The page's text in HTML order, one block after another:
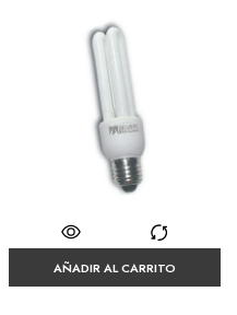
AÑADIR AL CARRITO